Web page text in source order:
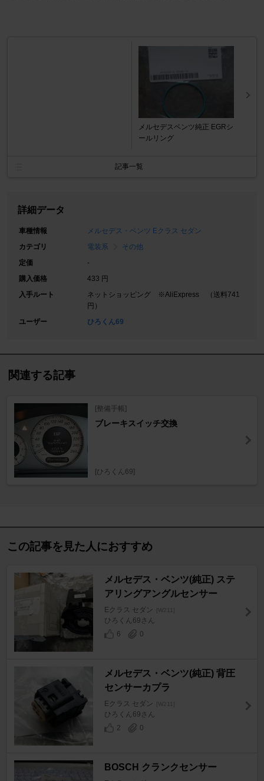
メルセデスベンツ純正 EGRシ
ールリング
記事一覧
詳細データ
車種情報
メルセデス・ベンツ Eクラス セダン
カテゴリ
電装系
その他
定価
-
購入価格
433 円
入手ルート
ネットショッピング ※AliExpress （送料741
円）
ユーザー
ひろくん69
関連する記事
[整備手帳]
ブレーキスイッチ交換
[ひろくん69]
この記事を見た人におすすめ
メルセデス・ベンツ(純正) ステ
アリングアングルセンサー
Eクラス セダン [W211]
ひろくん69さん
6
0
メルセデス・ベンツ(純正) 背圧
センサーカプラ
Eクラス セダン [W211]
ひろくん69さん
2
0
BOSCH クランクセンサー